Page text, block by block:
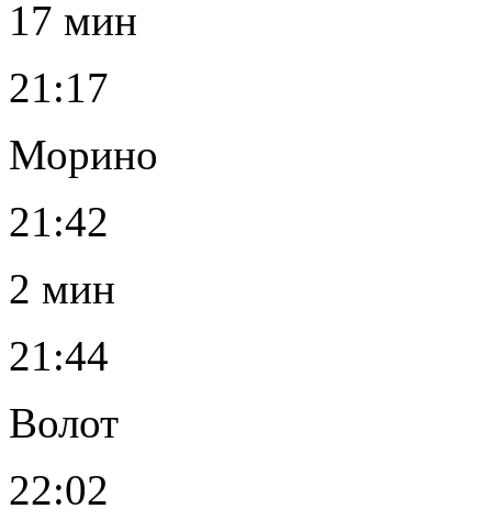
17 мин
21:17
Морино
21:42
2 мин
21:44
Волот
22:02